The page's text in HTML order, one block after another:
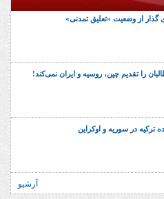
گذار از وضعیت «تعلیق تمدنی»
را تقدیم چین، روسیه و ایران نمی‌کند!
ترکیه در سوریه و اوکراین
آرشیو